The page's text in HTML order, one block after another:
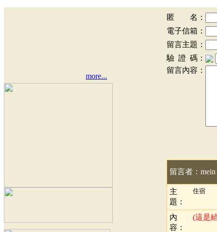
more...
匿 名：
電子信箱：
留言主題：
驗 證 碼：
留言內容：
留言者：mein
主
題：
住宿
內
容：
(這是